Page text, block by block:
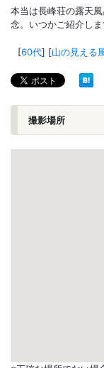
本当は長峰荘の露天
念。いつかご紹介しま
[60代] [山の見える
撮影場所